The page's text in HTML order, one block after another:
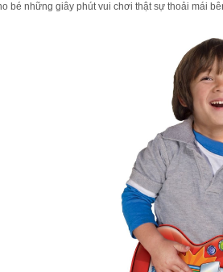
bé những giây phút vui chơi thật sự thoải mái